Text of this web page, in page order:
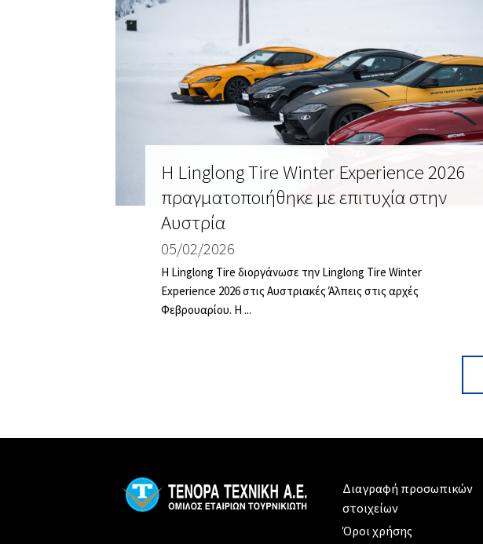
Η Linglong Tire Winter Experience 2026
πραγματοποιήθηκε με επιτυχία στην
Αυστρία
05/02/2026
Η Linglong Tire διοργάνωσε την Linglong Tire Winter
Experience 2026 στις Αυστριακές Άλπεις στις αρχές
Φεβρουαρίου. H ...
Διαγραφή προσωπικών
στοιχείων
Όροι χρήσης